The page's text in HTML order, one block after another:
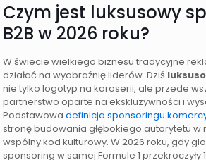
Czym jest luksusowy
B2B w 2026 roku?
W świecie wielkiego biznesu tradycyjne
działać na wyobraźnię liderów. Dziś
nie tylko logotyp na karoserii, ale przede
partnerstwo oparte na ekskluzywności i
Podstawowadefinicja sponsoringu
stronę budowania głębokiego autorytetu w
wspólny kod kulturowy. W 2026 roku, gdy
sponsoring w samej Formule 1 przekroczyły